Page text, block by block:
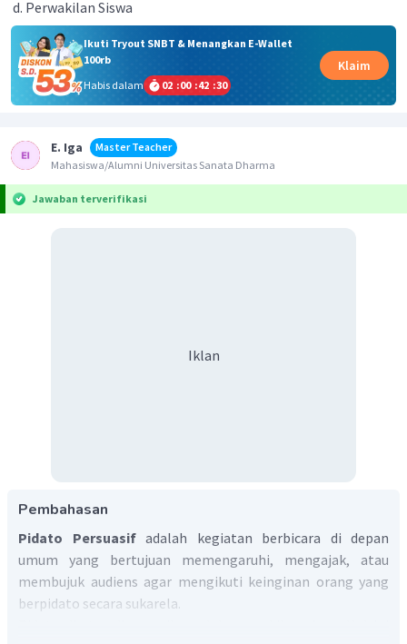
Perwakilan Siswa
Ikuti Tryout SNBT & Menangkan E-Wallet
100rb
Habis dalam
02 :00 :42 :30
Klaim
E. Iga
Master Teacher
Mahasiswa/Alumni Universitas Sanata Dharma
Jawaban terverifikasi
Iklan
Pembahasan
Pidato Persuasifadalah kegiatan berbicara di depan
umum yang bertujuan memengaruhi, mengajak, atau
membujuk audiens agar mengikuti keinginan orang yang
berpidato secara sukarela.